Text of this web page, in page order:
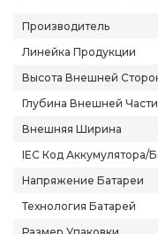
Производитель
Линейка Продукции
Высота Внешней
Глубина Внешней Части
Внешняя Ширина
IEC Код Аккумулятора/
Напряжение Батареи
Технология Батарей